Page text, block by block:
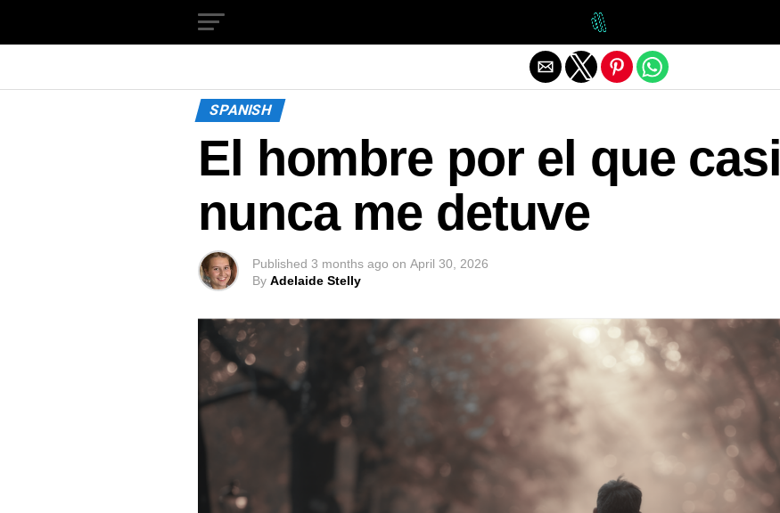
SPANISH
El hombre por el que casi
nunca me detuve
Published 3 months ago on April 30, 2026
By Adelaide Stelly
Exit mobile version